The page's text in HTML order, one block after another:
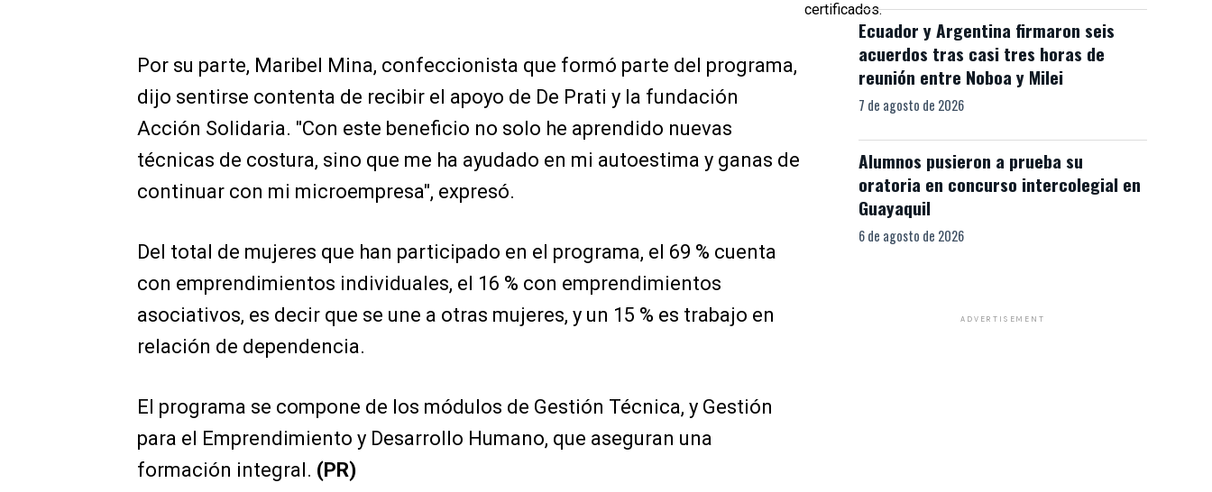
certificados.
Por su parte, Maribel Mina, confeccionista que formó parte del programa,
dijo sentirse contenta de recibir el apoyo de De Prati y la fundación
Acción Solidaria. "Con este beneficio no solo he aprendido nuevas
técnicas de costura, sino que me ha ayudado en mi autoestima y ganas de
continuar con mi microempresa", expresó.
Del total de mujeres que han participado en el programa, el 69 % cuenta
con emprendimientos individuales, el 16 % con emprendimientos
asociativos, es decir que se une a otras mujeres, y un 15 % es trabajo en
relación de dependencia.
El programa se compone de los módulos de Gestión Técnica, y Gestión
para el Emprendimiento y Desarrollo Humano, que aseguran una
formación integral. (PR)
Ecuador y Argentina firmaron seis
acuerdos tras casi tres horas de
reunión entre Noboa y Milei
7 de agosto de 2026
Alumnos pusieron a prueba su
oratoria en concurso intercolegial en
Guayaquil
6 de agosto de 2026
ADVERTISEMENT